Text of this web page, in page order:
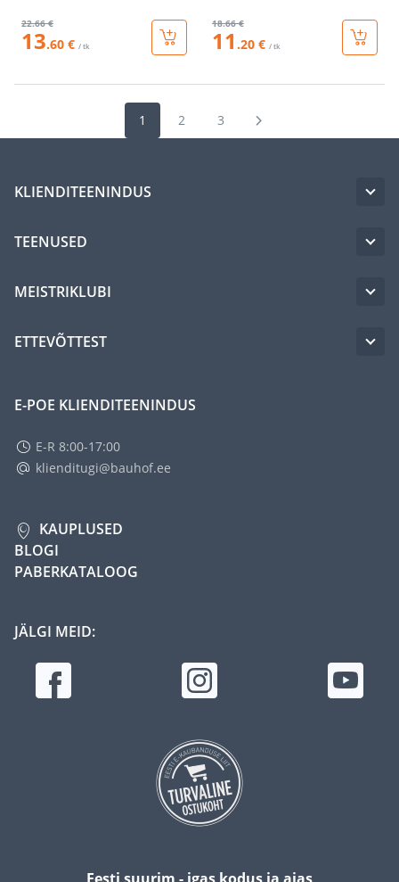
22.66 €
13.60 € / tk
18.66 €
11 .20 € / tk
1 2 3
KLIENDITEENINDUS
TEENUSED
MEISTRIKLUBI
ETTEVÕTTEST
E-POE KLIENDITEENINDUS
E-R 8:00-17:00
klienditugi@bauhof.ee
KAUPLUSED
BLOGI
PABERKATALOOG
JÄLGI MEID: